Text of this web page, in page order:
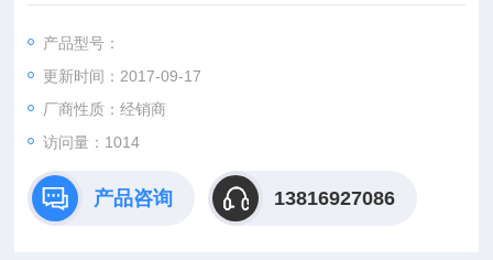
产品型号：
更新时间：2017-09-17
厂商性质：经销商
访问量：1014
产品咨询 13816927086